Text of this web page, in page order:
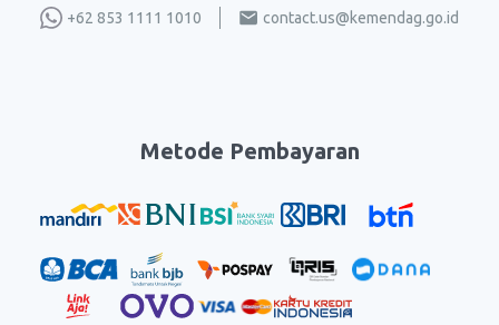
+62 853 1111 1010
contact.us@kemendag.go.id
Metode Pembayaran